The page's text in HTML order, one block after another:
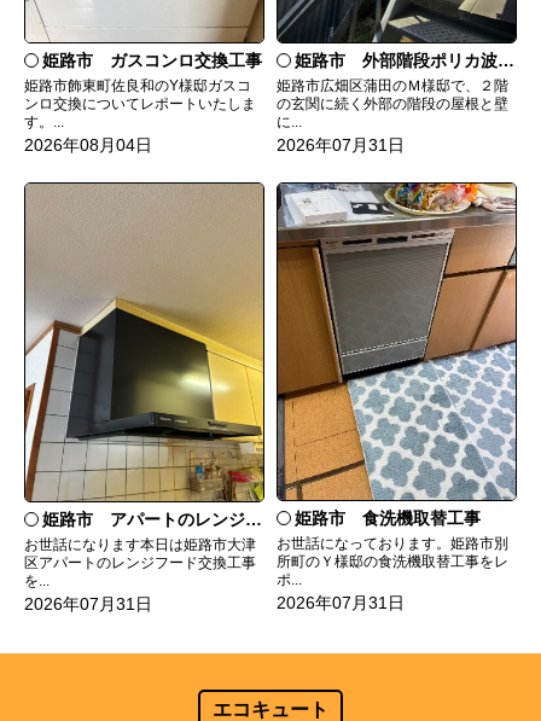
姫路市 ガスコンロ交換工事
姫路市飾東町佐良和のY様邸ガスコ
ンロ交換についてレポートいたしま
す。...
2026年08月04日
姫路市 外部階段ポリカ波板張替工事
姫路市広畑区蒲田のＭ様邸で、２階
の玄関に続く外部の階段の屋根と壁
に...
2026年07月31日
姫路市 アパートのレンジフード交換
お世話になります本日は姫路市大津
区アパートのレンジフード交換工事
を...
2026年07月31日
姫路市 食洗機取替工事
お世話になっております。姫路市別
所町のＹ様邸の食洗機取替工事をレ
ポ...
2026年07月31日
エコキュート